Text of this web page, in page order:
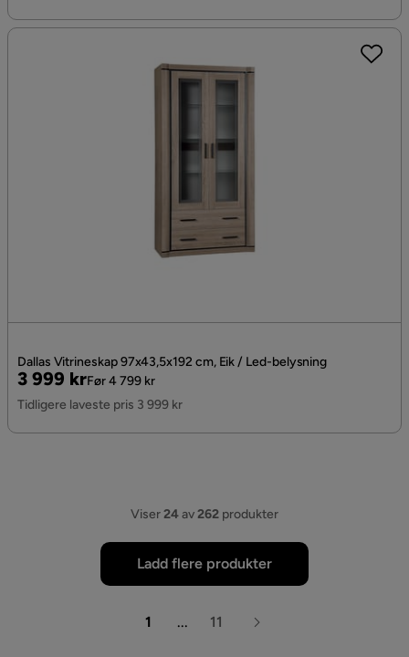
Dallas Vitrineskap 97x43,5x192 cm, Eik / Led-belysning
Pris
3 999 kr
Original
Pris
Før 4 799 kr
Tidligere laveste pris 3 999 kr
Viser24av262 produkter
Ladd flere produkter
1 ... 11